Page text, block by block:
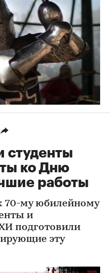
студенты
ко Дню
работы
70-му юбилейному
и
подготовили
эту